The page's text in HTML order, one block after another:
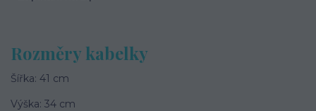
Rozměry kabelky
Šířka: 41 cm
Výška: 34 cm